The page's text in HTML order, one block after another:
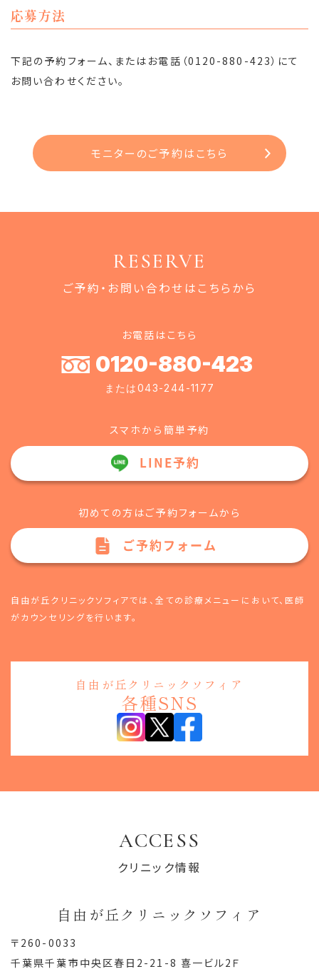
応募方法
下記の予約フォーム、またはお電話（0120-880-423）にて
お問い合わせください。
モニターのご予約はこちら
RESERVE
ご予約・お問い合わせはこちらから
お電話はこちら
0120-880-423
または043-244-1177
スマホから簡単予約
LINE予約
初めての方はご予約フォームから
ご予約フォーム
自由が丘クリニックソフィアでは、全ての診療メニューにおいて、 医師
がカウンセリングを行います。
自由が丘クリニックソフィア
各種SNS
ACCESS
クリニック情報
自由が丘クリニックソフィア
〒260-0033
千葉県千葉市中央区春日2-21-8 喜一ビル2Ｆ